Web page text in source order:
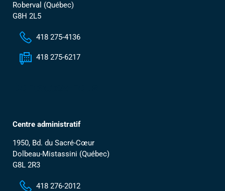
Roberval (Québec)
G8H 2L5
418 275-4136
418 275-6217
Centre administratif
1950, Bd. du Sacré-Cœur
Dolbeau-Mistassini (Québec)
G8L 2R3
418 276-2012